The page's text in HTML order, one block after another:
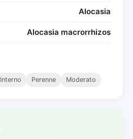
Alocasia
Alocasia macrorrhizos
Interno Perenne Moderato